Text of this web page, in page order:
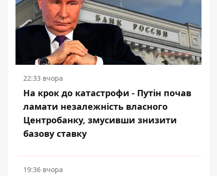
22:33 вчора
На крок до катастрофи - Путін почав
ламати незалежність власного
Центробанку, змусивши знизити
базову ставку
19:36 вчора